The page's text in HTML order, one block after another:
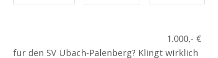
1.000,- €
für den SV Übach-Palenberg? Klingt wirklich